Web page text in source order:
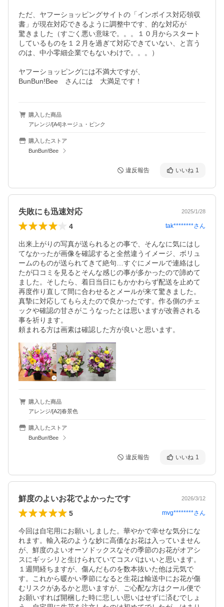
ただ、ヤフーショッピングサイトの「インボイス対応領収
書」が現在対応できるように調整中です、的な対応が
驚きました（すごく悪い意味で。。。１０月からスタート
しているものを１２月を過ぎて対応できていない、と言う
のは、中小零細企業でもないわけで。。。）
ヤフーショッピングには不満大ですが、
BunBun!Bee　さんには　大満足です！
購入した商品
アレンジ/[A4]ネージュ・ピンク
購入したストア
BunBun!Bee
違反報告 いいね 1
失敗にも迅速対応 2025/1/28
4 tak********さん
出来上がりの写真が送られるとの事で、そんなに気にはし
てなかったが画像を確認すると全然違うイメージ、ボリュ
ームのものが送られてきて絶句…すぐにメールで連絡はし
たが口コミを見るとそんな感じの事が多かったので諦めて
ました。そしたら、着日当日にもかかわらず配送を止めて
再度作り直して間に合わせるとメールが来て驚きました。
真摯に対応してもらえたので良かったです。作る側のチェ
ックや確認の甘さがこうなったとは思いますが改善される
事を祈ります。
頼まれる方は画素は確認した方が良いと思います。
購入した商品
アレンジ/[A2]春景色
購入したストア
BunBun!Bee
違反報告 いいね 1
鮮度のよいお花でよかったです 2026/3/12
5 mvg********さん
今回は自宅用にお願いしました。華やかで幸せな気分にな
れます。輸入花のような妙に高価なお花は入っていません
が、鮮度のよいオーソドックスなその季節のお花がオアシ
スにギッシリと生けられていてコスパはいいと思います。
１週間経ちますが、傷んだものを数本抜いた他は元気で
す。これから暖かい季節になると生花は輸送中にお花が傷
むリスクがあるかと思いますが、ご心配な方はクール便で
お願いすれば開梱した時に悲しい思いはせずに済むでしょ